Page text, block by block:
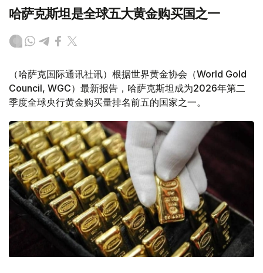
哈萨克斯坦是全球五大黄金购买国之一
（哈萨克国际通讯社讯）根据世界黄金协会（World Gold
Council, WGC）最新报告，哈萨克斯坦成为2026年第二
季度全球央行黄金购买量排名前五的国家之一。